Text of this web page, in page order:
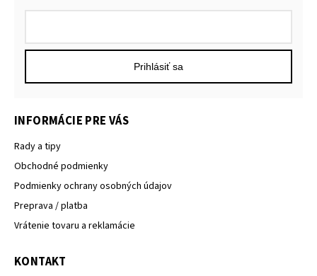
Prihlásiť sa
INFORMÁCIE PRE VÁS
Rady a tipy
Obchodné podmienky
Podmienky ochrany osobných údajov
Preprava / platba
Vrátenie tovaru a reklamácie
KONTAKT